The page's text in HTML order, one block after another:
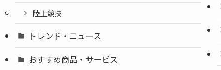
陸上競技
トレンド・ニュース
おすすめ商品・サービス